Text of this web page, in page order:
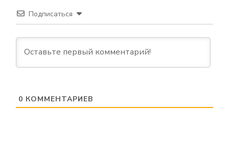
Подписаться
0 КОММЕНТАРИЕВ